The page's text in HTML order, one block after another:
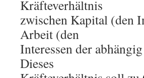
Kräfteverhältnis
zwischen Kapital (den
Arbeit (den
Interessen der
Dieses